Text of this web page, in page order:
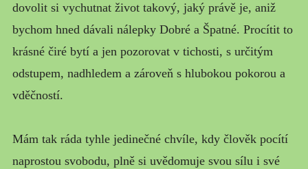
dovolit si vychutnat život takový, jaký právě je, aniž
bychom hned dávali nálepky Dobré a Špatné. Procítit to
krásné čiré bytí a jen pozorovat v tichosti, s určitým
odstupem, nadhledem a zároveň s hlubokou pokorou a
vděčností.
Mám tak ráda tyhle jedinečné chvíle, kdy člověk pocítí
naprostou svobodu, plně si uvědomuje svou sílu i své